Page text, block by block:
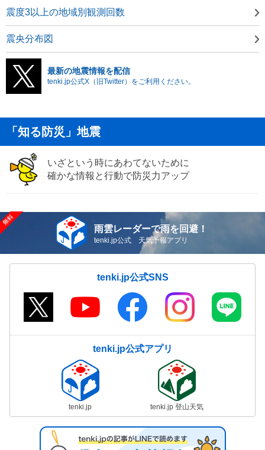
震度3以上の地域別観測回数
震央分布図
最新の地震情報を配信
tenki.jp公式X（旧Twitter）をご利用ください。
「知る防災」地震
いざという時にあわてないために
確かな情報と行動で防災力アップ
雨雲レーダーで雨を回避！
tenki.jp公式 天気予報アプリ
tenki.jp公式SNS
tenki.jp公式アプリ
tenki.jp tenki.jp 登山天気